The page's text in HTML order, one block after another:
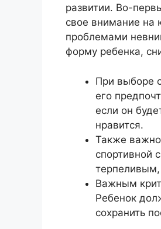
развитии. Во-
свое внимание на
проблемами
форму ребенка,
При выборе
его
если он
нравится.
Также важно
спортивной
Важным
Ребенок
сохранить